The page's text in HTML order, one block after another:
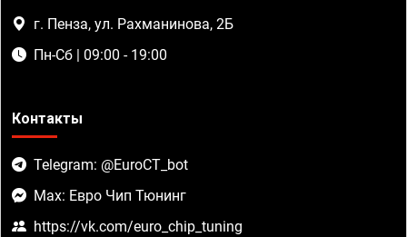
г. Пенза, ул. Рахманинова, 2Б
Пн-Сб | 09:00 - 19:00
Контакты
Telegram: @EuroCT_bot
Max: Евро Чип Тюнинг
https://vk.com/euro_chip_tuning